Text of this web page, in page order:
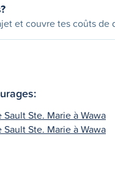
et couvre tes coûts de
Ste. Marie à Wawa
Ste. Marie à Wawa